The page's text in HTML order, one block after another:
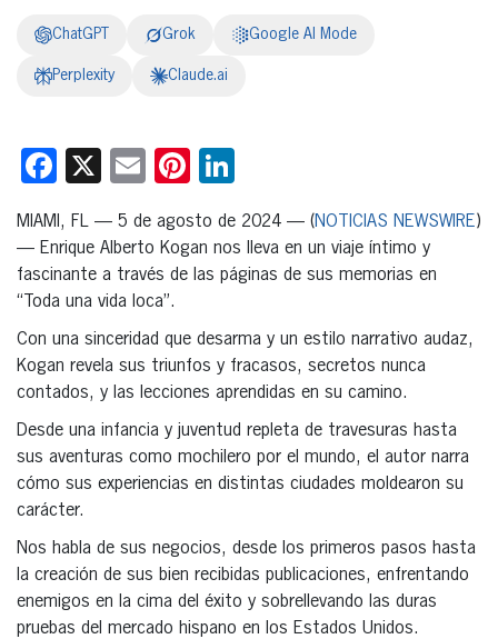
ChatGPT Grok Google AI Mode
Perplexity Claude.ai
Facebook
X EmailPinterest
MIAMI, FL — 5 de agosto de 2024 — (NOTICIAS NEWSWIRE)
— Enrique Alberto Kogan nos lleva en un viaje íntimo y
fascinante a través de las páginas de sus memorias en
“Toda una vida loca”.
Con una sinceridad que desarma y un estilo narrativo audaz,
Kogan revela sus triunfos y fracasos, secretos nunca
contados, y las lecciones aprendidas en su camino.
Desde una infancia y juventud repleta de travesuras hasta
sus aventuras como mochilero por el mundo, el autor narra
cómo sus experiencias en distintas ciudades moldearon su
carácter.
Nos habla de sus negocios, desde los primeros pasos hasta
la creación de sus bien recibidas publicaciones, enfrentando
enemigos en la cima del éxito y sobrellevando las duras
pruebas del mercado hispano en los Estados Unidos.